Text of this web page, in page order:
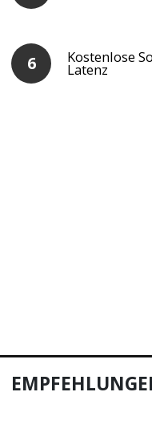
Kostenlose
Latenz